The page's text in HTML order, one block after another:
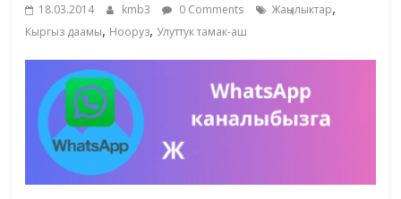
18.03.2014 kmb3 0 Comments Жаңылыктар,
Кыргыз даамы, Нооруз, Улуттук тамак-аш